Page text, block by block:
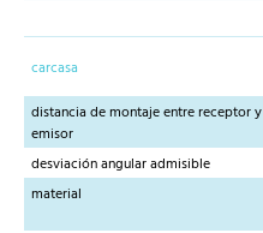
carcasa
distancia de montaje entre receptor y
emisor
desviación angular admisible
material